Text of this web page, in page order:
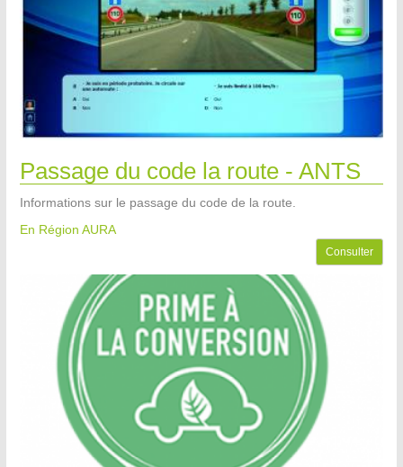
Passage du code la route - ANTS
Informations sur le passage du code de la route.
En Région AURA
Consulter